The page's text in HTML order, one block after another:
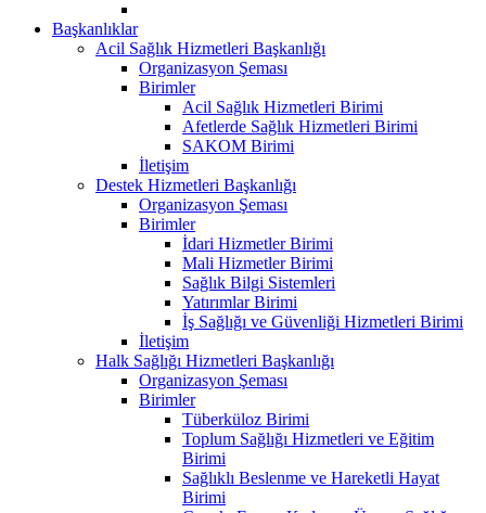
Başkanlıklar
Acil Sağlık Hizmetleri Başkanlığı
Organizasyon Şeması
Birimler
Acil Sağlık Hizmetleri Birimi
Afetlerde Sağlık Hizmetleri Birimi
SAKOM Birimi
İletişim
Destek Hizmetleri Başkanlığı
Organizasyon Şeması
Birimler
İdari Hizmetler Birimi
Mali Hizmetler Birimi
Sağlık Bilgi Sistemleri
Yatırımlar Birimi
İş Sağlığı ve Güvenliği Hizmetleri Birimi
İletişim
Halk Sağlığı Hizmetleri Başkanlığı
Organizasyon Şeması
Birimler
Tüberküloz Birimi
Toplum Sağlığı Hizmetleri ve Eğitim
Birimi
Sağlıklı Beslenme ve Hareketli Hayat
Birimi